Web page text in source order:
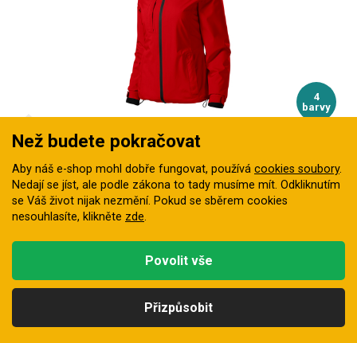
4
barvy
Bunda MALFINI PACIFIC dámská 3v1
Dámská třívrstevná bunda s odnímatelným fleece a TPU
membránou, která ochrání…
Skladem
Než budete pokračovat
Aby náš e-shop mohl dobře fungovat, používá cookies soubory.
Nedají se jíst, ale podle zákona to tady musíme mít. Odkliknutím
se Váš život nijak nezmění. Pokud se sběrem cookies
nesouhlasíte, klikněte zde.
Přizpůsobit
Povolit vše